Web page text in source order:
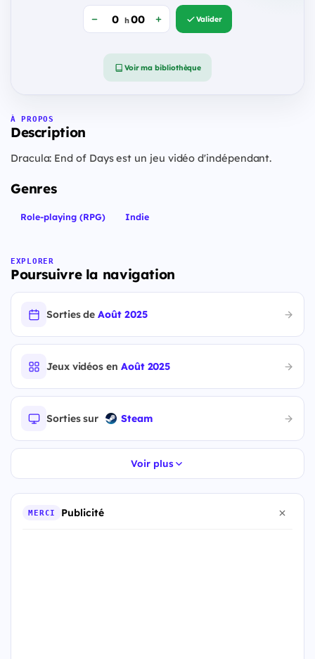
h Valider
Voir ma bibliothèque
À PROPOS
Description
Dracula: End of Days est un jeu vidéo d'indépendant.
Genres
Role-playing (RPG) Indie
EXPLORER
Poursuivre la navigation
Sorties deAoût 2025
Jeux vidéos en Août 2025
Sorties sur Steam
Voir plus
MERCI Publicité